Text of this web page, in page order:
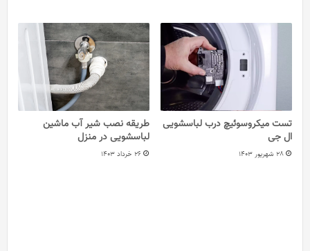
تست میکروسوئیچ درب لباسشویی
ال جی
28 شهریور 1403
طریقه نصب شیر آب ماشین
لباسشویی در منزل
26 خرداد 1403